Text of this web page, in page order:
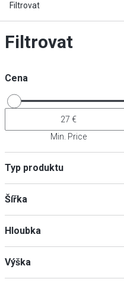
Filtrovat
Filtrovat
Cena
Min. Price
Typ produktu
Přepravní tašky
Šířka
Hloubka
Výška